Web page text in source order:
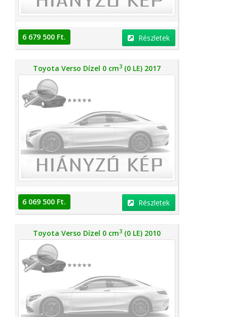
6 679 500 Ft. Részletek
Toyota Verso Dízel 0 cm3 (0 LE) 2017
6 069 500 Ft. Részletek
Toyota Verso Dízel 0 cm3 (0 LE) 2010